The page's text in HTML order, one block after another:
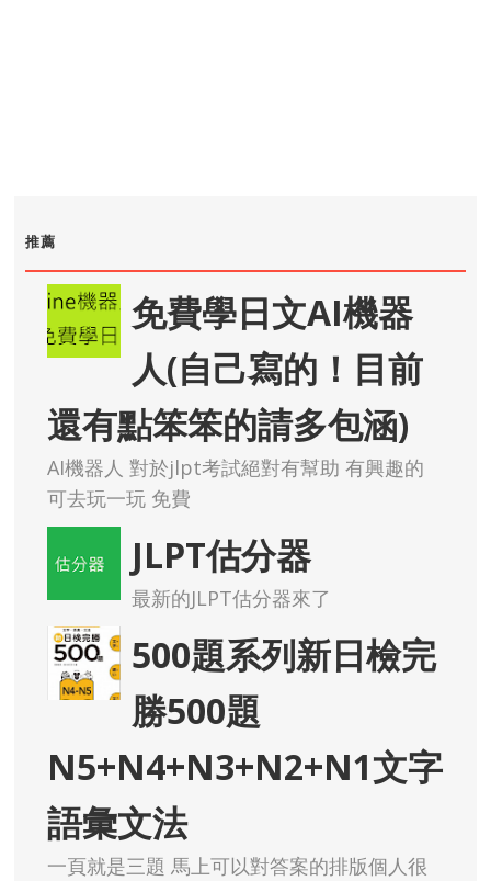
推薦
免費學日文AI機器
人(自己寫的！目前
還有點笨笨的請多包涵)
AI機器人 對於jlpt考試絕對有幫助 有興趣的
可去玩一玩 免費
JLPT估分器
最新的JLPT估分器來了
500題系列新日檢完
勝500題
N5+N4+N3+N2+N1文字
語彙文法
一頁就是三題 馬上可以對答案的排版個人很